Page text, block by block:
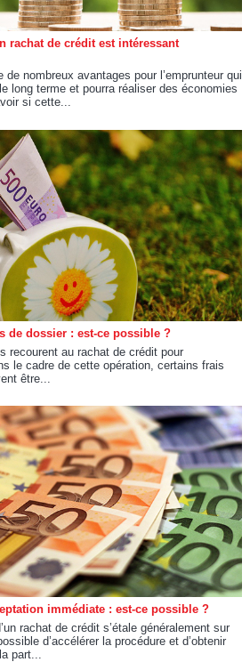
rachat de crédit est intéressant
de nombreux avantages pour l’emprunteur qui
long terme et pourra réaliser des économies
si cette...
de dossier : est-ce possible ?
recourent au rachat de crédit pour
le cadre de cette opération, certains frais
être...
immédiate : est-ce possible ?
rachat de crédit s’étale généralement sur
d’accélérer la procédure et d’obtenir
part...